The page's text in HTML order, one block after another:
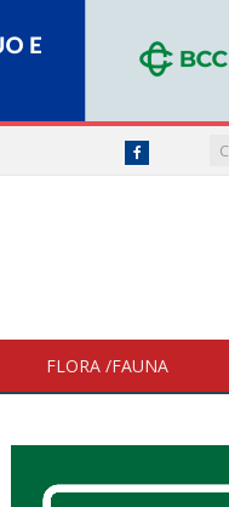
Facebook
FLORA /FAUNA